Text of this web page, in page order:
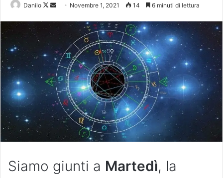
Danilo Novembre 1, 2021 14 6 minuti di lettura
Siamo giunti a Martedì, la